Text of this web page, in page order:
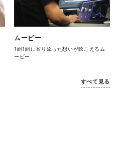
ムービー
1組1組に寄り添った想いが聴こえるム
ービー
すべて見る